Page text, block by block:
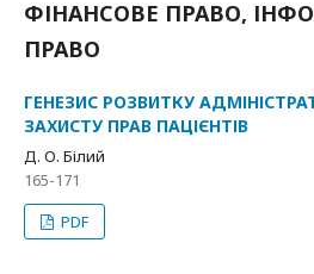
ФІНАНСОВЕ ПРАВО,
ПРАВО
ГЕНЕЗИС РОЗВИТКУ
ЗАХИСТУ ПРАВ ПАЦІЄНТІВ
Д. О. Білий
165-171
PDF